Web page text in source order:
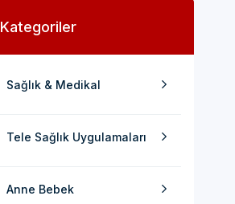
Kategoriler
Sağlık & Medikal
Tele Sağlık Uygulamaları
Anne Bebek